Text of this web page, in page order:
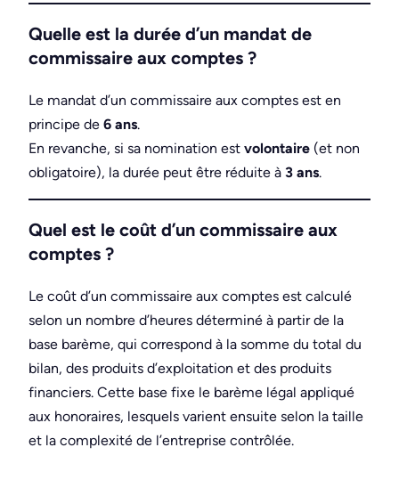
Quelle est la durée d’un mandat de
commissaire aux comptes ?
Le mandat d’un commissaire aux comptes est en
principe de 6 ans.
En revanche, si sa nomination est volontaire (et non
obligatoire), la durée peut être réduite à 3 ans.
Quel est le coût d’un commissaire aux
comptes ?
Le coût d’un commissaire aux comptes est calculé
selon un nombre d’heures déterminé à partir de la
base barème, qui correspond à la somme du total du
bilan, des produits d’exploitation et des produits
financiers. Cette base fixe le barème légal appliqué
aux honoraires, lesquels varient ensuite selon la taille
et la complexité de l’entreprise contrôlée.